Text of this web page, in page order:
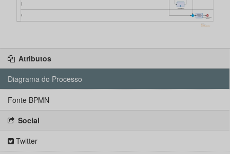
Atributos
Diagrama do Processo
Fonte BPMN
Social
Twitter